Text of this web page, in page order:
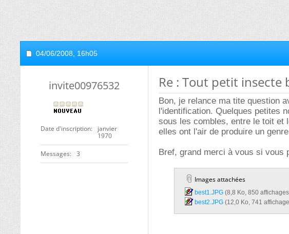
04/06/2008, 16h05
invite00976532
Date d'inscription
janvier
1970
Messages 3
Re : Tout petit insecte
Bon, je relance ma tite question
l'identification. Quelques petites
sous les combles, entre le toit et
elles ont l'air de produire un
Bref, grand merci à vous si vous
Images attachées
best1.JPG‎ (8,8 Ko, 850
best2.JPG‎ (12,0 Ko, 741